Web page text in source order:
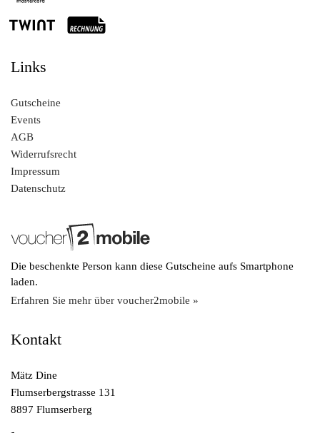
Links
Gutscheine
Events
AGB
Widerrufsrecht
Impressum
Datenschutz
Die beschenkte Person kann diese Gutscheine aufs Smartphone
laden.
Erfahren Sie mehr über voucher2mobile »
Kontakt
Mätz Dine
Flumserbergstrasse 131
8897 Flumserberg